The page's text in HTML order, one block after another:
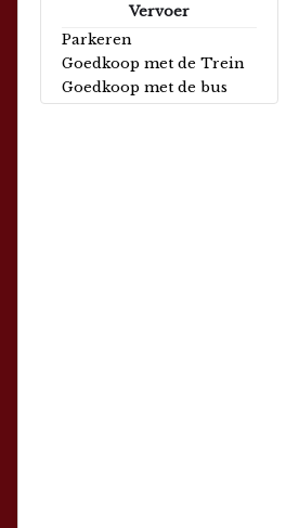
Vervoer
Parkeren
Goedkoop met de Trein
Goedkoop met de bus